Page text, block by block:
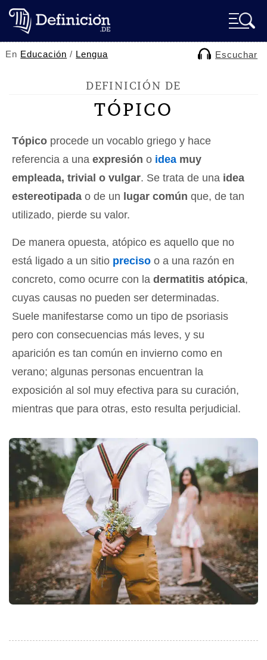
En Educación / Lengua Escuchar
DEFINICIÓN DE
TÓPICO
Tópico procede un vocablo griego y hace
referencia a una expresión o idea muy
empleada, trivial o vulgar. Se trata de una idea
estereotipada o de un lugar común que, de tan
utilizado, pierde su valor.
De manera opuesta, atópico es aquello que no
está ligado a un sitio preciso o a una razón en
concreto, como ocurre con la dermatitis atópica,
cuyas causas no pueden ser determinadas.
Suele manifestarse como un tipo de psoriasis
pero con consecuencias más leves, y su
aparición es tan común en invierno como en
verano; algunas personas encuentran la
exposición al sol muy efectiva para su curación,
mientras que para otras, esto resulta perjudicial.